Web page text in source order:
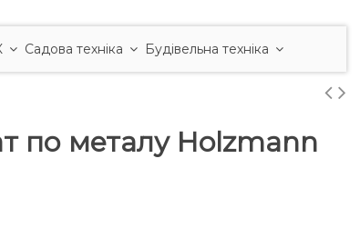
Садова техніка Будівельна техніка
по металу Holzmann